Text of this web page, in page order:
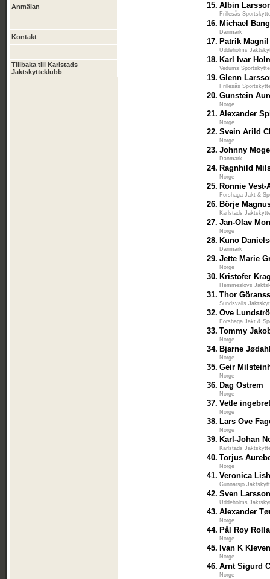
Anmälan
Kontakt
Tillbaka till Karlstads
Jaktskytteklubb
15. Albin
Frillesås
16. Michael
Danmark
17. Patrik Magnil
Uddeholms
18. Karl Ivar
Vedums
19. Glenn
Frillesås
20. Gunstein
Norge
21. Alexander
Norge
22. Svein Arild
Norge
23. Johnny
Danmark
24. Ragnhild
Norge
25. Ronnie Vest-
Forshaga Jakt &
26. Börje
Karlstads
27. Jan-Olav
Norge
28. Kuno
Danmark
29. Jette Marie
Norge
30. Kristofer
Hemmeslövs
31. Thor
Sundsvalls
32. Ove
Forshaga Jakt &
33. Tommy
Norge
34. Bjarne
Norge
35. Geir
Norge
36. Dag Östrem
Norge
37. Vetle
Norge
38. Lars Ove
Norge
39. Karl-Johan
Karlstads
40. Torjus
Norge
41. Veronica
Gunnarsjö
42. Sven
Uddeholms
43. Alexander
Norge
44. Pål Roy
Norge
45. Ivan K
Norge
46. Arnt Sigurd
Norge